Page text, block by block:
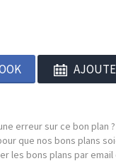
erreur sur ce bon plan ?
que nos bons plans
les bons plans par